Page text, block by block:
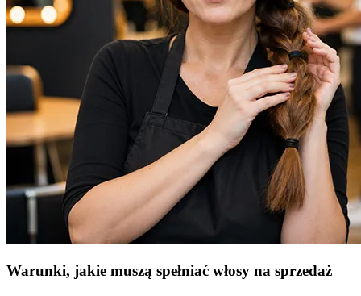
Warunki, jakie muszą spełniać włosy na sprzedaż